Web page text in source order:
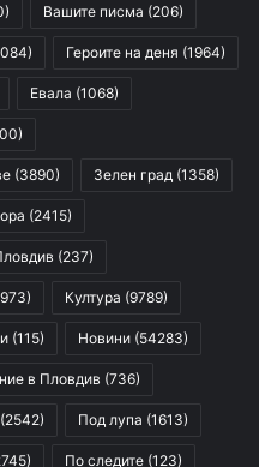
Вашите писма (206)
Героите на деня (1964)
Евала (1068)
(3890) Зелен град (1358)
(2415)
(237)
Култура (9789)
(115) Новини (54283)
в Пловдив (736)
(2542) Под лупа (1613)
По следите (123)